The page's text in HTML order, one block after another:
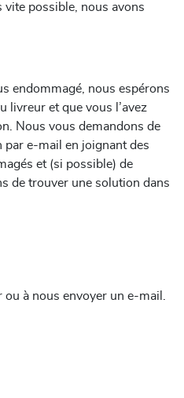
vite possible, nous avons
endommagé, nous espérons
livreur et que vous l’avez
Nous vous demandons de
e-mail en joignant des
et (si possible) de
de trouver une solution dans
à nous envoyer un e-mail.